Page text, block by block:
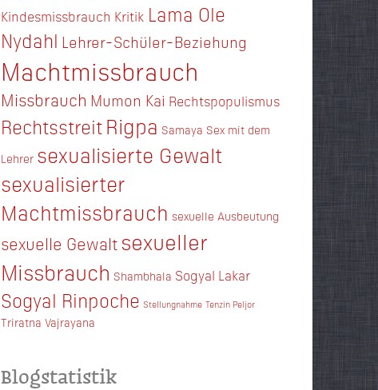
Kindesmissbrauch Kritik Lama Ole
Nydahl Lehrer-Schüler-Beziehung
Machtmissbrauch
Missbrauch Mumon Kai Rechtspopulismus
Rechtsstreit Rigpa Samaya Sex mit dem
Lehrer sexualisierte Gewalt
sexualisierter
Machtmissbrauch sexuelle Ausbeutung
sexuelle Gewalt sexueller
Missbrauch Shambhala Sogyal Lakar
Sogyal Rinpoche Stellungnahme Tenzin Peljor
Triratna Vajrayana
Blogstatistik